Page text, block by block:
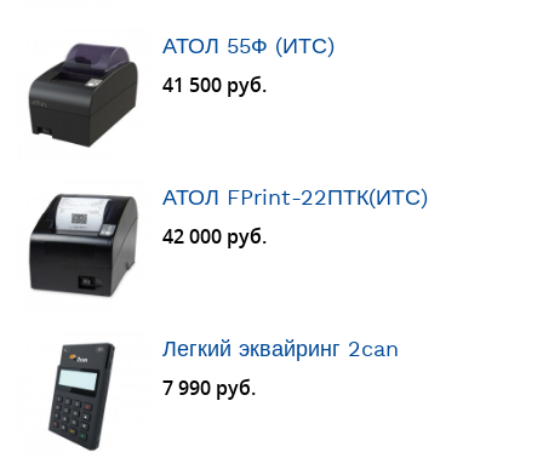
АТОЛ 55Ф (ИТС)
41 500 руб.
АТОЛ FPrint-22ПТК(ИТС)
42 000 руб.
Легкий эквайринг 2can
7 990 руб.